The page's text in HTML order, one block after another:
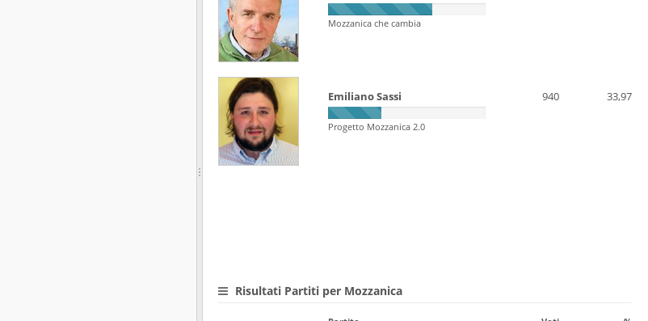
Mozzanica che cambia
Emiliano Sassi
Progetto Mozzanica 2.0
940 33,97
Risultati Partiti per Mozzanica